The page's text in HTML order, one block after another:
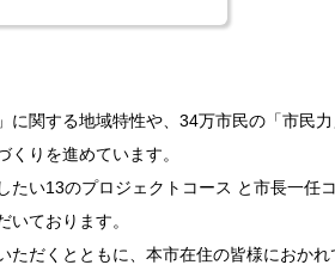
関する地域特性や、34万市民の「市民
りを進めています。
い13のプロジェクトコース と市長一任
ております。
だくとともに、本市在住の皆様におか